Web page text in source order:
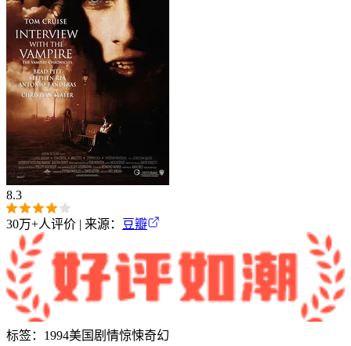
8.3
30万+人评价 | 来源： 豆瓣
标签： 1994美国 剧情惊悚奇幻